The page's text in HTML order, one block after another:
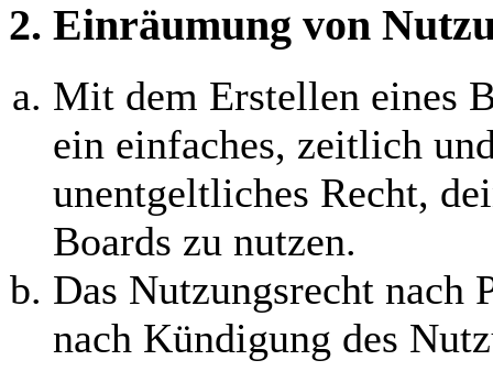
2. Einräumung von
Mit dem Erstellen eines
ein einfaches, zeitlich
unentgeltliches Recht,
Boards zu nutzen.
Das Nutzungsrecht nach
nach Kündigung des